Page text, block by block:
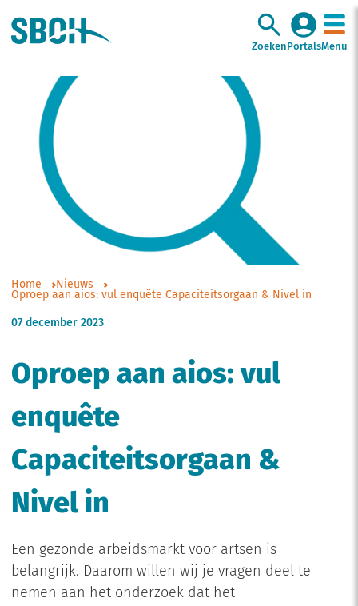
Zoeken PortalsMenu
Home
Nieuws
Oproep aan aios: vul enquête Capaciteitsorgaan & Nivel in
07 december 2023
Oproep aan aios: vul
enquête
Capaciteitsorgaan &
Nivel in
Een gezonde arbeidsmarkt voor artsen is
belangrijk. Daarom willen wij je vragen deel te
nemen aan het onderzoek dat het